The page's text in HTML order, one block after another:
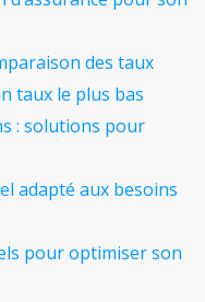
des taux
taux le plus bas
: solutions pour
adapté aux besoins
pour optimiser son